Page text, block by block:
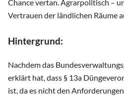
Chance vertan. Agrarpolitisch –
Vertrauen der ländlichen Räume
Hintergrund:
Nachdem das
erklärt hat, dass § 13a
ist, da es nicht den